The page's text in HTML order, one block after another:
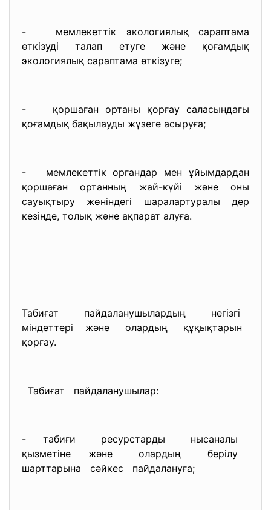
- мемлекеттік экологиялық сараптама
өткізуді талап етуге және қоғамдық
экологиялық сараптама өткізуге;
- қоршаған ортаны қорғау саласындағы
қоғамдық бақылауды жүзеге асыруға;
- мемлекеттік органдар мен ұйымдардан
қоршаған ортанның жай-күйі және оны
сауықтыру жөніндегі шаралартуралы дер
кезінде, толық және ақпарат алуға.
Табиғат пайдаланушылардың негізгі
міндеттері және олардың құқықтарын
қорғау.
Табиғат пайдаланушылар:
- табиғи ресурстарды нысаналы
қызметіне және олардың берілу
шарттарына сәйкес пайдалануға;